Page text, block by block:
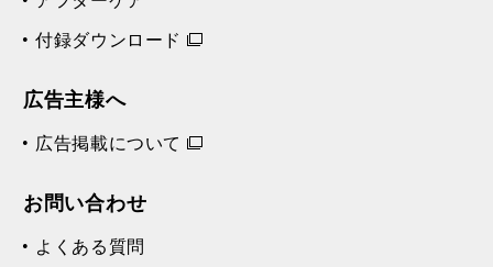
付録ダウンロード
広告主様へ
広告掲載について
お問い合わせ
よくある質問